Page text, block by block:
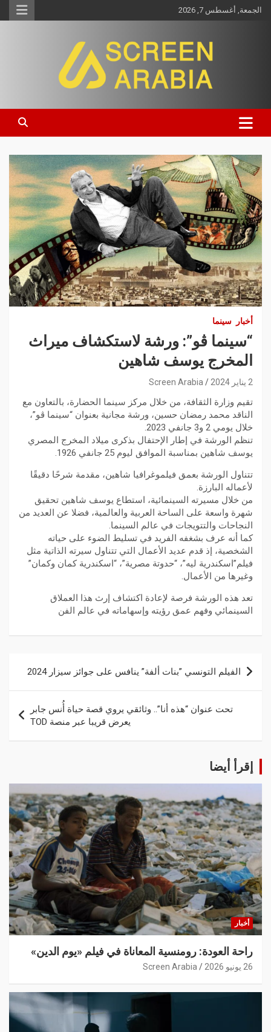
الجمعة, أغسطس 7, 2026
Screen Arabia
أخبار سينما
“سينما ڨو”: ورشة لاستكشاف ميراث
المخرج يوسف شاهين
2 يناير 2024 Screen Arabia
تقيم وزارة الثقافة، من خلال مركز سينما الحضارة، بالتعاون مع
الناقد محمد رمضان حسين، ورشة مجانية بعنوان “سينما ڨو”،
خلال يومي 2 و3 جانفي 2023.
تنظم الورشة في إطار الإحتفال بذكرى ميلاد المخرج المصري
يوسف شاهين بمناسبة الموافق ليوم 25 جانفي 1926.
تتناول الورشة بعمق فيلموغرافيا شاهين، مقدمة شرحًا دقيقًا
لأعماله البارزة.
من خلال مسيرته السينمائية، استطاع يوسف شاهين تحقيق
شهرة واسعة على الساحة العربية والعالمية، فضلا عن العديد من
النجاحات والتتويجات في عالم السينما.
كما أنه عرف بشغفه الفريد في تسليط الضوء على حياته
الشخصية، إذ قدم عديد الأعمال التي تتناول سيرته الذاتية مثل
فيلم”اسكندرية ليه”، “حدوتة مصرية”، “اسكندرية كمان وكمان”
وغيرها من الأعمال.
تعد هذه الورشة فرصة لإعادة اكتشاف إرث هذا العملاق
السينمائي وفهم عمق رؤيته وإسهاماته في عالم الفن
الفيلم التونسي ”بنات ألفة” ينافس على جوائز سيزار 2024
تحت عنوان “هذه أنا”.. وثائقي يروي قصة حياة أُنس جابر
يعرض قريبا عبر منصة TOD
إقرأ أيضا
أخبار
راحة العودة: رومنسية المعاناة في فيلم «يوم الدين»
26 يونيو 2026 Screen Arabia